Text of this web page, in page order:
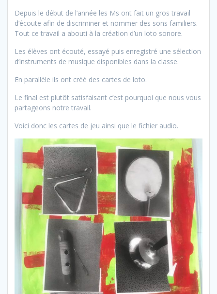
Depuis le début de l’année les Ms ont fait un gros travail
d’écoute afin de discriminer et nommer des sons familiers.
Tout ce travail a abouti à la création d’un loto sonore.
Les élèves ont écouté, essayé puis enregistré une sélection
d’instruments de musique disponibles dans la classe.
En parallèle ils ont créé des cartes de loto.
Le final est plutôt satisfaisant c’est pourquoi que nous vous
partageons notre travail.
Voici donc les cartes de jeu ainsi que le fichier audio.